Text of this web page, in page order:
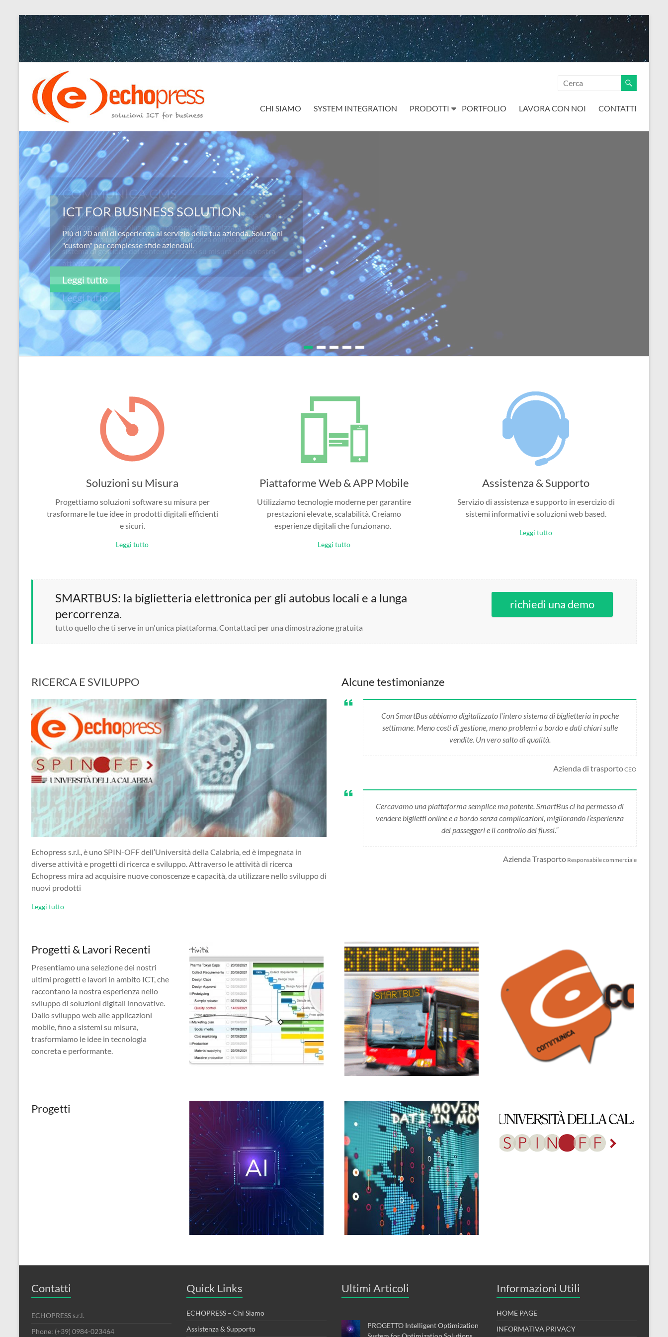
Salta
al
contenuto
Echopress
s.r.l.
soluzioni
ICT
for
business
Ingegneri
per
passione
CHI SIAMO SYSTEM INTEGRATION PRODOTTI PORTFOLIO LAVORA CON NOI CONTATTI
COMMUNICA CMS
COMMUNICA la piattaforma “CUSTOM” CMS: La vostra azienda
ha bisogno di una soluzione di content “customizzata”? Noi
sviluppiamo un piano per la vostra presenza online basato su un
sistema di gestione dei contenuti creato su misura per la vostra
attivitá.
Leggi tutto
Soluzioni su Misura
Progettiamo soluzioni software su misura per
trasformare le tue idee in prodotti digitali efficienti
e sicuri.
Leggi tutto
Piattaforme Web & APP Mobile
Utilizziamo tecnologie moderne per garantire
prestazioni elevate, scalabilità. Creiamo
esperienze digitali che funzionano.
Leggi tutto
Assistenza & Supporto
Servizio di assistenza e supporto in esercizio di
sistemi informativi e soluzioni web based.
Leggi tutto
SMARTBUS: la biglietteria elettronica per gli autobus locali e a lunga
percorrenza.
tutto quello che ti serve in un'unica piattaforma. Contattaci per una dimostrazione gratuita
richiedi una demo
RICERCA E SVILUPPO
Echopress s.r.l., è uno SPIN-OFF dell’Università della Calabria, ed è impegnata in
diverse attività e progetti di ricerca e sviluppo. Attraverso le attività di ricerca
Echopress mira ad acquisire nuove conoscenze e capacità, da utilizzare nello sviluppo di
nuovi prodotti
Leggi tutto
Alcune testimonianze
Con SmartBus abbiamo digitalizzato l’intero sistema di biglietteria in poche
settimane. Meno costi di gestione, meno problemi a bordo e dati chiari sulle
vendite. Un vero salto di qualità.
Azienda di trasportoCEO
Cercavamo una piattaforma semplice ma potente. SmartBus ci ha permesso di
vendere biglietti online e a bordo senza complicazioni, migliorando l’esperienza
dei passeggeri e il controllo dei flussi.”
Azienda Trasporto Responsabile commerciale
Progetti & Lavori Recenti
Presentiamo una selezione dei nostri
ultimi progetti e lavori in ambito ICT, che
raccontano la nostra esperienza nello
sviluppo di soluzioni digitali innovative.
Dallo sviluppo web alle applicazioni
mobile, fino a sistemi su misura,
trasformiamo le idee in tecnologia
concreta e performante.
Progetti
Contatti
ECHOPRESS s.r.l.
Phone: (+39) 0984-023464
Quick Links
ECHOPRESS – Chi Siamo
Assistenza & Supporto
Ultimi Articoli
PROGETTO Intelligent Optimization
Informazioni Utili
HOME PAGE
INFORMATIVA PRIVACY